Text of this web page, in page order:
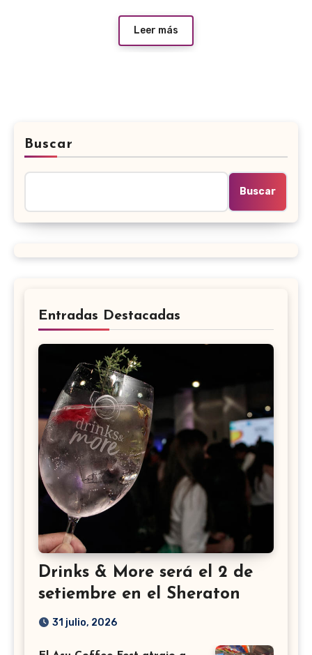
Leer más
Buscar
Buscar
Entradas Destacadas
Drinks & More será el 2 de
setiembre en el Sheraton
31 julio, 2026